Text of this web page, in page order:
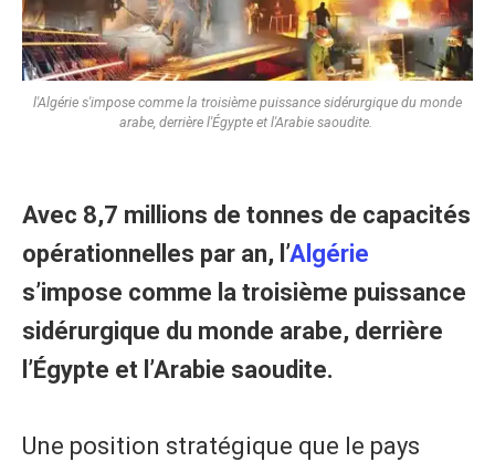
l'Algérie s'impose comme la troisième puissance sidérurgique du monde
arabe, derrière l'Égypte et l'Arabie saoudite.
Avec 8,7 millions de tonnes de capacités
opérationnelles par an, l’Algérie
s’impose comme la troisième puissance
sidérurgique du monde arabe, derrière
l’Égypte et l’Arabie saoudite.
Une position stratégique que le pays